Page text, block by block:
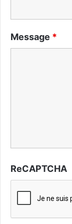
Message *
ReCAPTCHA